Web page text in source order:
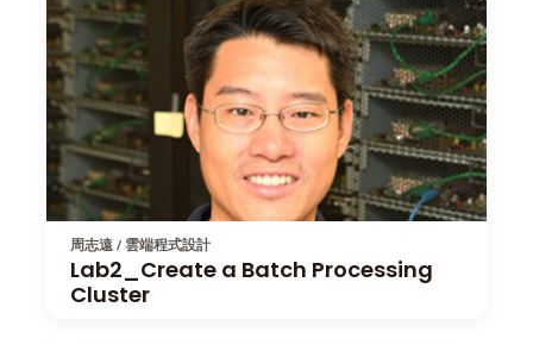
周志遠 / 雲端程式設計
Lab2_Create a Batch Processing
Cluster